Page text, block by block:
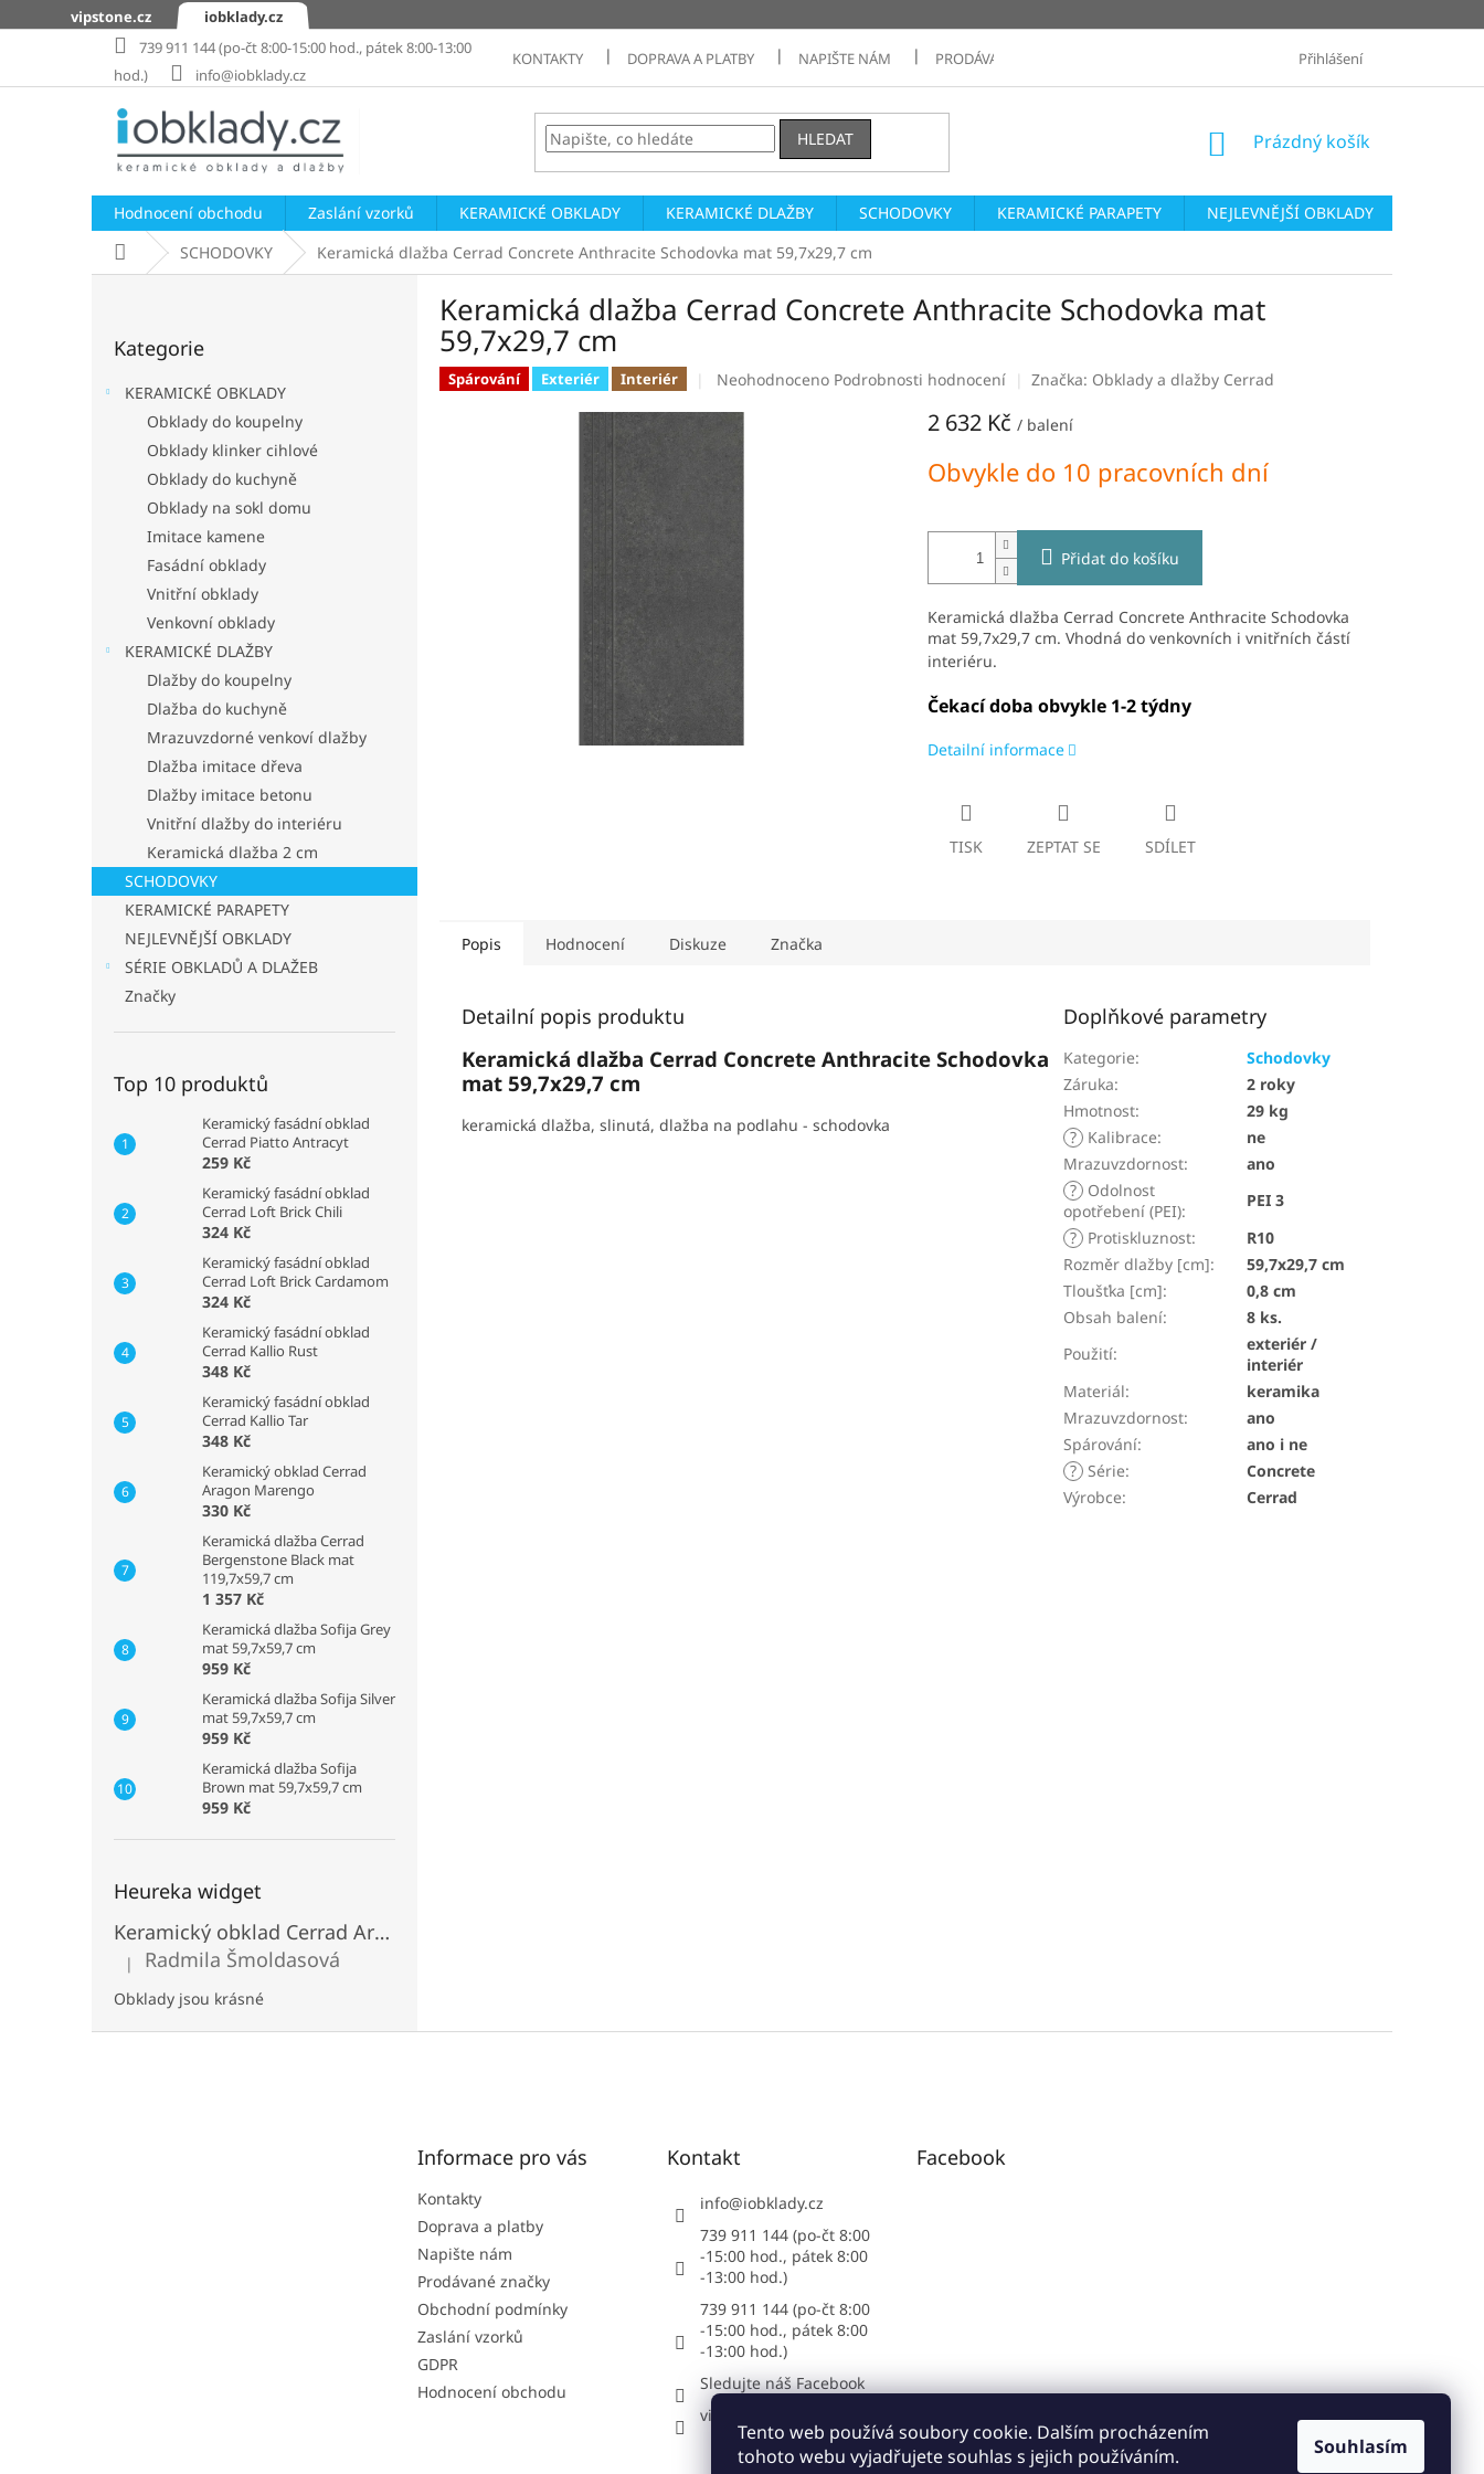
Tento web používá soubory cookie. Dalším procházením
tohoto webu vyjadřujete souhlas s jejich používáním.
Souhlasím
na
vipstone.cz
iobklady.cz
739 911 144 (po-čt 8:00-15:00 hod., pátek 8:00-13:00
hod.)
info@iobklady.cz
KONTAKTY DOPRAVA A PLATBY NAPIŠTE NÁM PRODÁVANÉ ZNAČKY ZASLÁNÍ VZORKŮ
Přihlášení
HLEDAT
NÁKUPNÍ
Prázdný košík
Hodnocení obchodu Zaslání vzorků KERAMICKÉ OBKLADY KERAMICKÉ DLAŽBY SCHODOVKY KERAMICKÉ PARAPETY NEJLEVNĚJŠÍ OBKLADY
Domů SCHODOVKY Keramická dlažba Cerrad Concrete Anthracite Schodovka mat 59,7x29,7 cm
kategorie
Kategorie
KERAMICKÉ OBKLADY
Obklady do koupelny
Obklady klinker cihlové
Obklady do kuchyně
Obklady na sokl domu
Imitace kamene
Fasádní obklady
Vnitřní obklady
Venkovní obklady
KERAMICKÉ DLAŽBY
Dlažby do koupelny
Dlažba do kuchyně
Mrazuvzdorné venkoví dlažby
Dlažba imitace dřeva
Dlažby imitace betonu
Vnitřní dlažby do interiéru
Keramická dlažba 2 cm
SCHODOVKY
KERAMICKÉ PARAPETY
NEJLEVNĚJŠÍ OBKLADY
SÉRIE OBKLADŮ A DLAŽEB
Značky
Top 10 produktů
Keramický fasádní obklad
Cerrad Piatto Antracyt
259 Kč
Keramický fasádní obklad
Cerrad Loft Brick Chili
324 Kč
Keramický fasádní obklad
Cerrad Loft Brick Cardamom
324 Kč
Keramický fasádní obklad
Cerrad Kallio Rust
348 Kč
Keramický fasádní obklad
Cerrad Kallio Tar
348 Kč
Keramický obklad Cerrad
Aragon Marengo
330 Kč
Keramická dlažba Cerrad
Bergenstone Black mat
119,7x59,7 cm
1 357 Kč
Keramická dlažba Sofija Grey
mat 59,7x59,7 cm
959 Kč
Keramická dlažba Sofija Silver
mat 59,7x59,7 cm
959 Kč
Keramická dlažba Sofija
Brown mat 59,7x59,7 cm
959 Kč
Heureka widget
Keramický obklad Cerrad Aragon Savana
Hodnocení produktu je 5 z 5 hvězdiček.
| Radmila Šmoldasová
Obklady jsou krásné
Keramická dlažba Cerrad Concrete Anthracite Schodovka mat
59,7x29,7 cm
Spárování Exteriér Interiér
Průměrné
Neohodnoceno Podrobnosti hodnocení Značka: Obklady a dlažby Cerrad
2 632 Kč / balení
cena:
Obvykle do 10 pracovních dní
Přidat do košíku
Keramická dlažba Cerrad Concrete Anthracite Schodovka
mat 59,7x29,7 cm. Vhodná do venkovních i vnitřních částí
interiéru.
Čekací doba obvykle 1-2 týdny
Detailní informace
TISK ZEPTAT SE SDÍLET
Popis Hodnocení Diskuze Značka
Detailní popis produktu
Keramická dlažba Cerrad Concrete Anthracite Schodovka
mat 59,7x29,7 cm
keramická dlažba, slinutá, dlažba na podlahu - schodovka
Doplňkové parametry
Kategorie:
Schodovky
Záruka:
2 roky
Hmotnost:
29 kg
? Kalibrace:
ne
Mrazuvzdornost:
ano
? Odolnost
opotřebení (PEI):
PEI 3
? Protiskluznost:
R10
Rozměr dlažby [cm]:
59,7x29,7 cm
Tloušťka [cm]:
0,8 cm
Obsah balení:
8 ks.
Použití:
exteriér /
interiér
Materiál:
keramika
Mrazuvzdornost:
ano
Spárování:
ano i ne
? Série:
Concrete
Výrobce: Cerrad
Informace pro vás
Kontakty
Doprava a platby
Napište nám
Prodávané značky
Obchodní podmínky
Zaslání vzorků
GDPR
Hodnocení obchodu
Kontakt
info@iobklady.cz
739 911 144 (po-čt 8:00
-15:00 hod., pátek 8:00
-13:00 hod.)
739 911 144 (po-čt 8:00
-15:00 hod., pátek 8:00
-13:00 hod.)
Sledujte náš Facebook
vipstonecz
Facebook